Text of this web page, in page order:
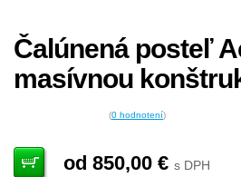
Čalúnená posteľ
masívnou
(0 hodnotení)
od 850,00 € s DPH